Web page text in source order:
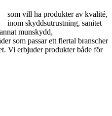
som vill ha produkter av kvalité,
inom skyddsutrustning, sanitet
munskydd,
som passar ett flertal branscher
Vi erbjuder produkter både för